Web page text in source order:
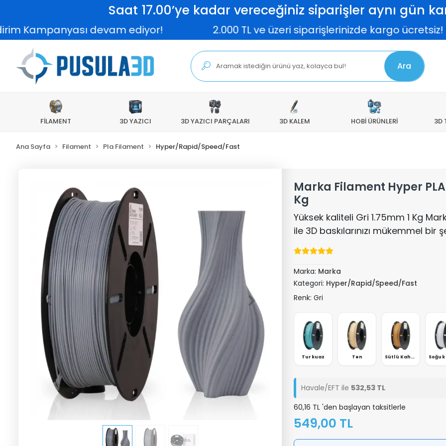
Saat 17.00’ye kadar vereceğiniz siparişler aynı gün
devam ediyor! 2.000 TL ve üzeri siparişlerinizde kargo ücretsiz! Elas
Ara
FİLAMENT 3D YAZICI 3D YAZICI PARÇALARI 3D KALEM HOBİ ÜRÜNLERİ 3D
Ana Sayfa Filament Pla Filament Hyper/Rapid/Speed/Fast
Marka Filament Hyper
Kg
Yüksek kaliteli Gri 1.75mm 1 Kg
ile 3D baskılarınızı mükemmel bir
Marka: Marka
Kategori: Hyper/Rapid/Speed/Fast
Renk: Gri
Neon Yeşil Siyah Pembe Açık Mavi Turkuaz Ten Sütlü Kahve
Havale/EFT ile 532,53 TL
60,16 TL 'den başlayan taksitlerle
549,00 TL